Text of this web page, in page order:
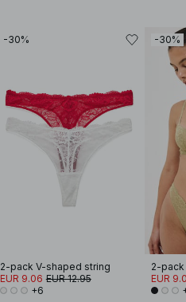
-30%
2-pack V-shaped string
EUR 9.06 EUR 12.95
+6
-30%
2-
EUR